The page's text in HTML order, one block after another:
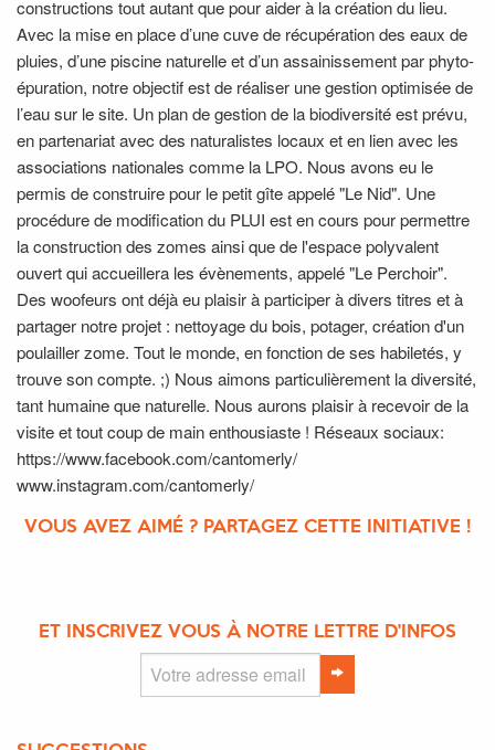
constructions tout autant que pour aider à la création du lieu.
Avec la mise en place d’une cuve de récupération des eaux de
pluies, d’une piscine naturelle et d’un assainissement par phyto-
épuration, notre objectif est de réaliser une gestion optimisée de
l’eau sur le site. Un plan de gestion de la biodiversité est prévu,
en partenariat avec des naturalistes locaux et en lien avec les
associations nationales comme la LPO. Nous avons eu le
permis de construire pour le petit gîte appelé "Le Nid". Une
procédure de modification du PLUI est en cours pour permettre
la construction des zomes ainsi que de l'espace polyvalent
ouvert qui accueillera les évènements, appelé "Le Perchoir".
Des woofeurs ont déjà eu plaisir à participer à divers titres et à
partager notre projet : nettoyage du bois, potager, création d'un
poulailler zome. Tout le monde, en fonction de ses habiletés, y
trouve son compte. ;) Nous aimons particulièrement la diversité,
tant humaine que naturelle. Nous aurons plaisir à recevoir de la
visite et tout coup de main enthousiaste ! Réseaux sociaux:
https://www.facebook.com/cantomerly/
www.instagram.com/cantomerly/
VOUS AVEZ AIMÉ ? PARTAGEZ CETTE INITIATIVE !
ET INSCRIVEZ VOUS À NOTRE LETTRE D'INFOS